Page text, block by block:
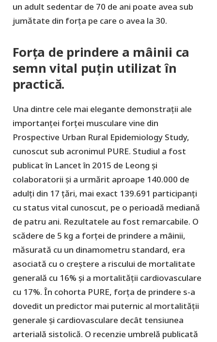
un adult sedentar de 70 de ani poate avea sub
jumătate din forța pe care o avea la 30.
Forța de prindere a mâinii ca
semn vital puțin utilizat în
practică.
Una dintre cele mai elegante demonstrații ale
importanței forței musculare vine din
Prospective Urban Rural Epidemiology Study,
cunoscut sub acronimul PURE. Studiul a fost
publicat în Lancet în 2015 de Leong și
colaboratorii și a urmărit aproape 140.000 de
adulți din 17 țări, mai exact 139.691 participanți
cu status vital cunoscut, pe o perioadă mediană
de patru ani. Rezultatele au fost remarcabile. O
scădere de 5 kg a forței de prindere a mâinii,
măsurată cu un dinamometru standard, era
asociată cu o creștere a riscului de mortalitate
generală cu 16% și a mortalității cardiovasculare
cu 17%. În cohorta PURE, forța de prindere s-a
dovedit un predictor mai puternic al mortalității
generale și cardiovasculare decât tensiunea
arterială sistolică. O recenzie umbrelă publicată